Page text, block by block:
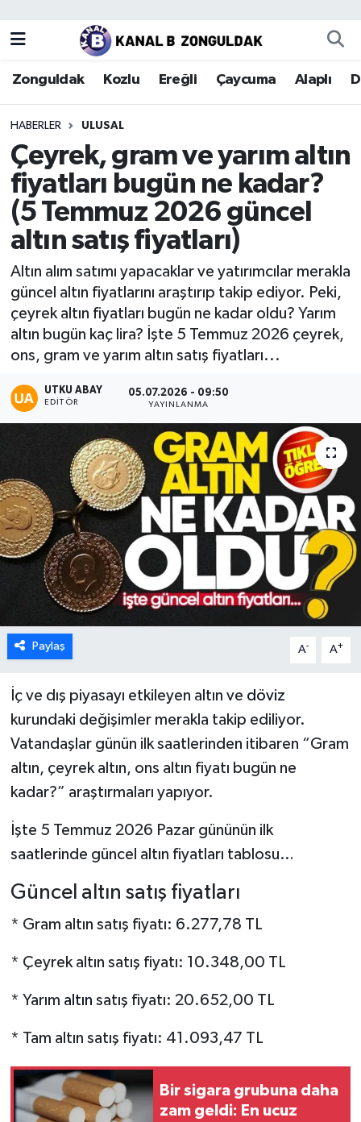
Zonguldak Kozlu Ereğli Çaycuma Alaplı
HABERLER ULUSAL
Çeyrek, gram ve yarım altın
fiyatları bugün ne kadar?
(5 Temmuz 2026 güncel
altın satış fiyatları)
Altın alım satımı yapacaklar ve yatırımcılar merakla
güncel altın fiyatlarını araştırıp takip ediyor. Peki,
çeyrek altın fiyatları bugün ne kadar oldu? Yarım
altın bugün kaç lira? İşte 5 Temmuz 2026 çeyrek,
ons, gram ve yarım altın satış fiyatları...
UTKU ABAY
EDITÖR
05.07.2026 - 09:50
YAYINLANMA
Paylaş A- A+
İç ve dış piyasayı etkileyen altın ve döviz
kurundaki değişimler merakla takip ediliyor.
Vatandaşlar günün ilk saatlerinden itibaren “Gram
altın, çeyrek altın, ons altın fiyatı bugün ne
kadar?” araştırmaları yapıyor.
İşte 5 Temmuz 2026 Pazar gününün ilk
saatlerinde güncel altın fiyatları tablosu…
Güncel altın satış fiyatları
* Gram altın satış fiyatı: 6.277,78 TL
* Çeyrek altın satış fiyatı: 10.348,00 TL
* Yarım altın satış fiyatı: 20.652,00 TL
* Tam altın satış fiyatı: 41.093,47 TL
Bir sigara grubuna daha
zam geldi: En ucuz
Zonguldak
Kozlu
Çaycuma
Alaplı
Devrek
Gökçebey
Karabük
Ulusal
Zonguldak Nöbetçi Eczaneler
Zonguldak Hava Durumu
Zonguldak Trafik Yoğunluk Haritası
Puan Durumu ve Fikstür
Tüm Manşetler
Son Dakika Haberleri
Haber Arşivi